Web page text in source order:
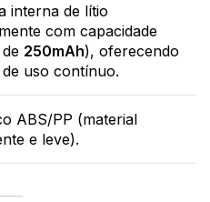
interna de lítio
com capacidade
250mAh), oferecendo
uso contínuo.
ABS/PP (material
e leve).